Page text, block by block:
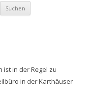
ist in der Regel zu
in der Karthäuser